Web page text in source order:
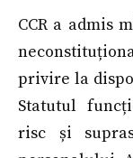
CCR a admis
privire la
Statutul
risc și